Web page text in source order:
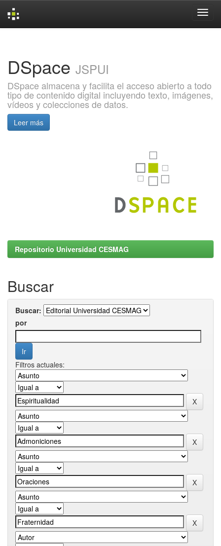
DSpace JSPUI
DSpace almacena y facilita el acceso abierto a todo
tipo de contenido digital incluyendo texto, imágenes,
vídeos y colecciones de datos.
Leer más
Repositorio Universidad CESMAG
Buscar
Buscar:
por
Filtros actuales: